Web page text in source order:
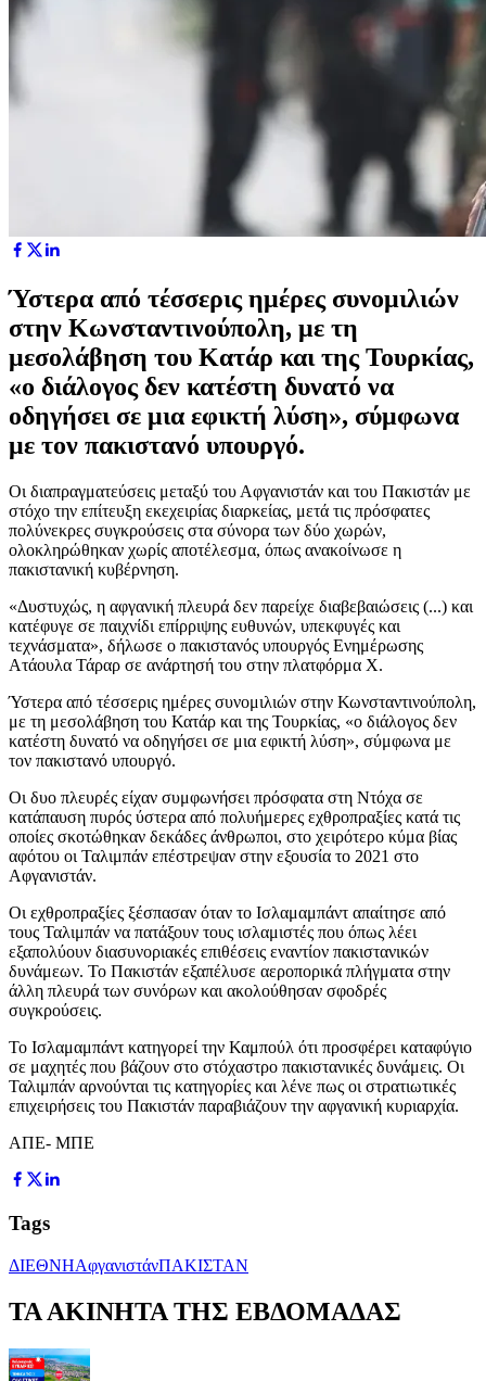
Ύστερα από τέσσερις ημέρες συνομιλιών
στην Κωνσταντινούπολη, με τη
μεσολάβηση του Κατάρ και της Τουρκίας,
«ο διάλογος δεν κατέστη δυνατό να
οδηγήσει σε μια εφικτή λύση», σύμφωνα
με τον πακιστανό υπουργό.
Οι διαπραγματεύσεις μεταξύ του Αφγανιστάν και του Πακιστάν με
στόχο την επίτευξη εκεχειρίας διαρκείας, μετά τις πρόσφατες
πολύνεκρες συγκρούσεις στα σύνορα των δύο χωρών,
ολοκληρώθηκαν χωρίς αποτέλεσμα, όπως ανακοίνωσε η
πακιστανική κυβέρνηση.
«Δυστυχώς, η αφγανική πλευρά δεν παρείχε διαβεβαιώσεις (...) και
κατέφυγε σε παιχνίδι επίρριψης ευθυνών, υπεκφυγές και
τεχνάσματα», δήλωσε ο πακιστανός υπουργός Ενημέρωσης
Ατάουλα Τάραρ σε ανάρτησή του στην πλατφόρμα Χ.
Ύστερα από τέσσερις ημέρες συνομιλιών στην Κωνσταντινούπολη,
με τη μεσολάβηση του Κατάρ και της Τουρκίας, «ο διάλογος δεν
κατέστη δυνατό να οδηγήσει σε μια εφικτή λύση», σύμφωνα με
τον πακιστανό υπουργό.
Οι δυο πλευρές είχαν συμφωνήσει πρόσφατα στη Ντόχα σε
κατάπαυση πυρός ύστερα από πολυήμερες εχθροπραξίες κατά τις
οποίες σκοτώθηκαν δεκάδες άνθρωποι, στο χειρότερο κύμα βίας
αφότου οι Ταλιμπάν επέστρεψαν στην εξουσία το 2021 στο
Αφγανιστάν.
Οι εχθροπραξίες ξέσπασαν όταν το Ισλαμαμπάντ απαίτησε από
τους Ταλιμπάν να πατάξουν τους ισλαμιστές που όπως λέει
εξαπολύουν διασυνοριακές επιθέσεις εναντίον πακιστανικών
δυνάμεων. Το Πακιστάν εξαπέλυσε αεροπορικά πλήγματα στην
άλλη πλευρά των συνόρων και ακολούθησαν σφοδρές
συγκρούσεις.
Το Ισλαμαμπάντ κατηγορεί την Καμπούλ ότι προσφέρει καταφύγιο
σε μαχητές που βάζουν στο στόχαστρο πακιστανικές δυνάμεις. Οι
Ταλιμπάν αρνούνται τις κατηγορίες και λένε πως οι στρατιωτικές
επιχειρήσεις του Πακιστάν παραβιάζουν την αφγανική κυριαρχία.
ΑΠΕ- ΜΠΕ
Tags
ΔΙΕΘΝΗΑφγανιστάνΠΑΚΙΣΤΑΝ
ΤΑ ΑΚΙΝΗΤΑ ΤΗΣ ΕΒΔΟΜΑΔΑΣ